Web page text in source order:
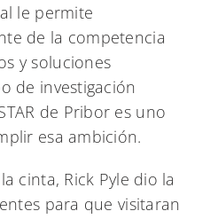
le permite
de la competencia
y soluciones
de investigación
de Pribor es uno
esa ambición.
cinta, Rick Pyle dio la
para que visitaran